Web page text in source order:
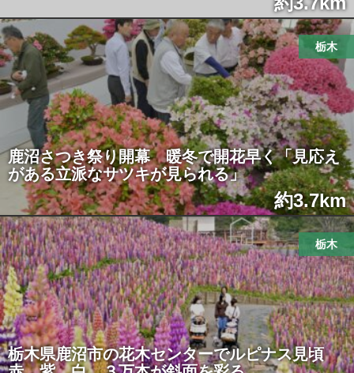
栃木
鹿沼さつき祭り開幕 暖冬で開花早く「見応え
がある立派なサツキが見られる」
約3.7km
栃木
栃木県鹿沼市の花木センターでルピナス見頃